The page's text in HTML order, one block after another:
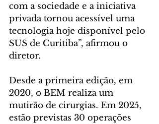
com a sociedade e a iniciativa
privada tornou acessível uma
tecnologia hoje disponível pelo
SUS de Curitiba”, afirmou o
diretor.
Desde a primeira edição, em
2020, o BEM realiza um
mutirão de cirurgias. Em 2025,
estão previstas 30 operações